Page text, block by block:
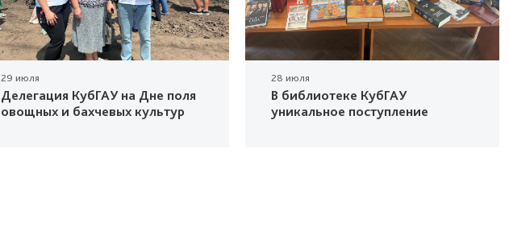
29 июля
Делегация КубГАУ на Дне поля
овощных и бахчевых культур
28 июля
В библиотеке КубГАУ
уникальное поступление